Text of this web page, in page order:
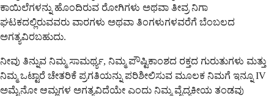
ಕಾಯಿಲೆಗಳನ್ನು ಹೊಂದಿರುವ ರೋಗಿಗಳು ಅಥವಾ ತೀವ್ರ ನಿಗಾ
ಘಟಕದಲ್ಲಿರುವವರು ವಾರಗಳು ಅಥವಾ ತಿಂಗಳುಗಳವರೆಗೆ ಬೆಂಬಲದ
ಅಗತ್ಯವಿರಬಹುದು.
ನೀವು ತಿನ್ನುವ ನಿಮ್ಮ ಸಾಮರ್ಥ್ಯ, ನಿಮ್ಮ ಪೌಷ್ಟಿಕಾಂಶದ ರಕ್ತದ ಗುರುತುಗಳು ಮತ್ತು
ನಿಮ್ಮ ಒಟ್ಟಾರೆ ಚೇತರಿಕೆ ಪ್ರಗತಿಯನ್ನು ಪರಿಶೀಲಿಸುವ ಮೂಲಕ ನಿಮಗೆ ಇನ್ನೂ IV
ಅಮೈನೋ ಆಮ್ಲಗಳ ಅಗತ್ಯವಿದೆಯೇ ಎಂದು ನಿಮ್ಮ ವೈದ್ಯಕೀಯ ತಂಡವು